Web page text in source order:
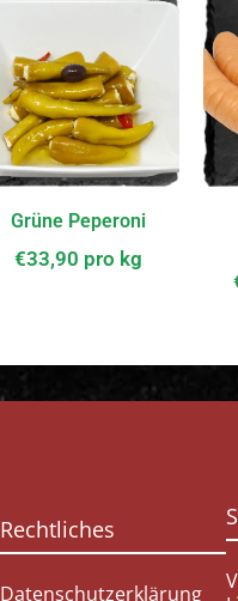
Grüne Peperoni
€33,90 pro kg
Rechtliches
Datenschutzerklärung